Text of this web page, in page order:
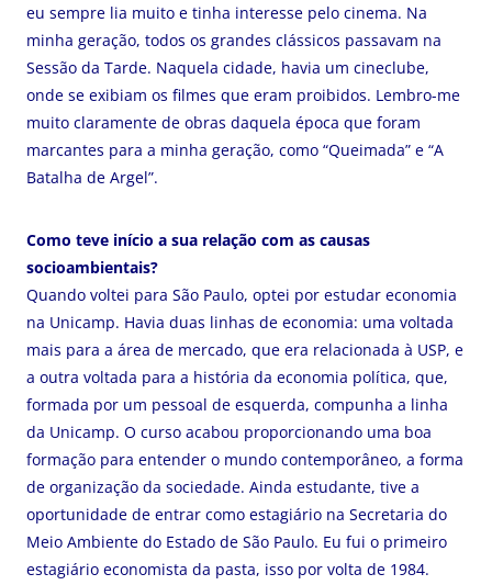
eu sempre lia muito e tinha interesse pelo cinema. Na
minha geração, todos os grandes clássicos passavam na
Sessão da Tarde. Naquela cidade, havia um cineclube,
onde se exibiam os filmes que eram proibidos. Lembro-me
muito claramente de obras daquela época que foram
marcantes para a minha geração, como “Queimada” e “A
Batalha de Argel”.
Como teve início a sua relação com as causas
socioambientais?
Quando voltei para São Paulo, optei por estudar economia
na Unicamp. Havia duas linhas de economia: uma voltada
mais para a área de mercado, que era relacionada à USP, e
a outra voltada para a história da economia política, que,
formada por um pessoal de esquerda, compunha a linha
da Unicamp. O curso acabou proporcionando uma boa
formação para entender o mundo contemporâneo, a forma
de organização da sociedade. Ainda estudante, tive a
oportunidade de entrar como estagiário na Secretaria do
Meio Ambiente do Estado de São Paulo. Eu fui o primeiro
estagiário economista da pasta, isso por volta de 1984.